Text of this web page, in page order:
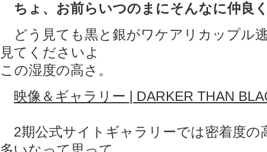
ちょ、お前らいつのまにそんなに仲良
どう見ても黒と銀がワケアリカップル
見てくださいよ
この湿度の高さ。
映像＆ギャラリー | DARKER THAN
2期公式サイトギャラリーでは密着度の